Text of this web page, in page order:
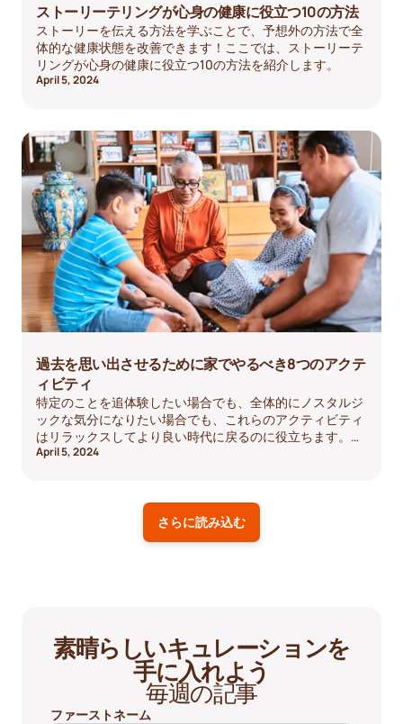
ストーリーテリングが心身の健康に役立つ10の方法
ストーリーを伝える方法を学ぶことで、予想外の方法で全
体的な健康状態を改善できます！ここでは、ストーリーテ
リングが心身の健康に役立つ10の方法を紹介します。
April 5, 2024
過去を思い出させるために家でやるべき8つのアクテ
ィビティ
特定のことを追体験したい場合でも、全体的にノスタルジ
ックな気分になりたい場合でも、これらのアクティビティ
はリラックスしてより良い時代に戻るのに役立ちます。家
を出る必要はないので、今日は良さそうなものを選んでく
April 5, 2024
さらに読み込む
素晴らしいキュレーションを
手に入れよう
毎週の記事
ファーストネーム